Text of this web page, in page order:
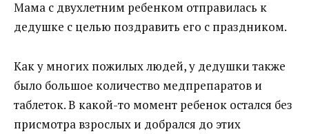
Мама с двухлетним ребенком отправилась к
дедушке с целью поздравить его с праздником.
Как у многих пожилых людей, у дедушки также
было большое количество медпрепаратов и
таблеток. В какой-то момент ребенок остался без
присмотра взрослых и добрался до этих